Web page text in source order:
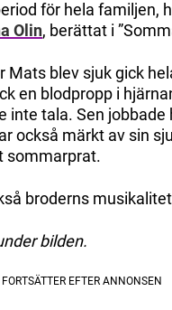
för hela familjen,
Olin, berättat i
Mats blev sjuk gick
en blodpropp i
inte tala. Sen jobbade
också märkt av sin
sommarprat.
broderns
bilden.